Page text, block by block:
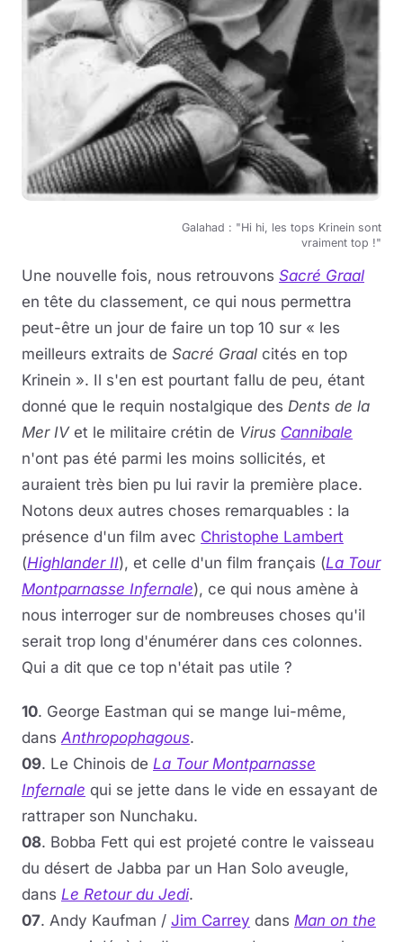
Galahad : "Hi hi, les tops Krinein sont
vraiment top !"
Une nouvelle fois, nous retrouvons Sacré Graal
en tête du classement, ce qui nous permettra
peut-être un jour de faire un top 10 sur « les
meilleurs extraits de Sacré Graal cités en top
Krinein ». Il s'en est pourtant fallu de peu, étant
donné que le requin nostalgique des Dents de la
Mer IVet le militaire crétin de Virus Cannibale
n'ont pas été parmi les moins sollicités, et
auraient très bien pu lui ravir la première place.
Notons deux autres choses remarquables : la
présence d'un film avec Christophe Lambert
(Highlander II), et celle d'un film français (La Tour
Montparnasse Infernale), ce qui nous amène à
nous interroger sur de nombreuses choses qu'il
serait trop long d'énumérer dans ces colonnes.
Qui a dit que ce top n'était pas utile ?
10. George Eastman qui se mange lui-même,
dansAnthropophagous.
09. Le Chinois de La Tour Montparnasse
Infernale qui se jette dans le vide en essayant de
rattraper son Nunchaku.
08. Bobba Fett qui est projeté contre le vaisseau
du désert de Jabba par un Han Solo aveugle,
dans Le Retour du Jedi.
07. Andy Kaufman / Jim Carrey dans Man on the